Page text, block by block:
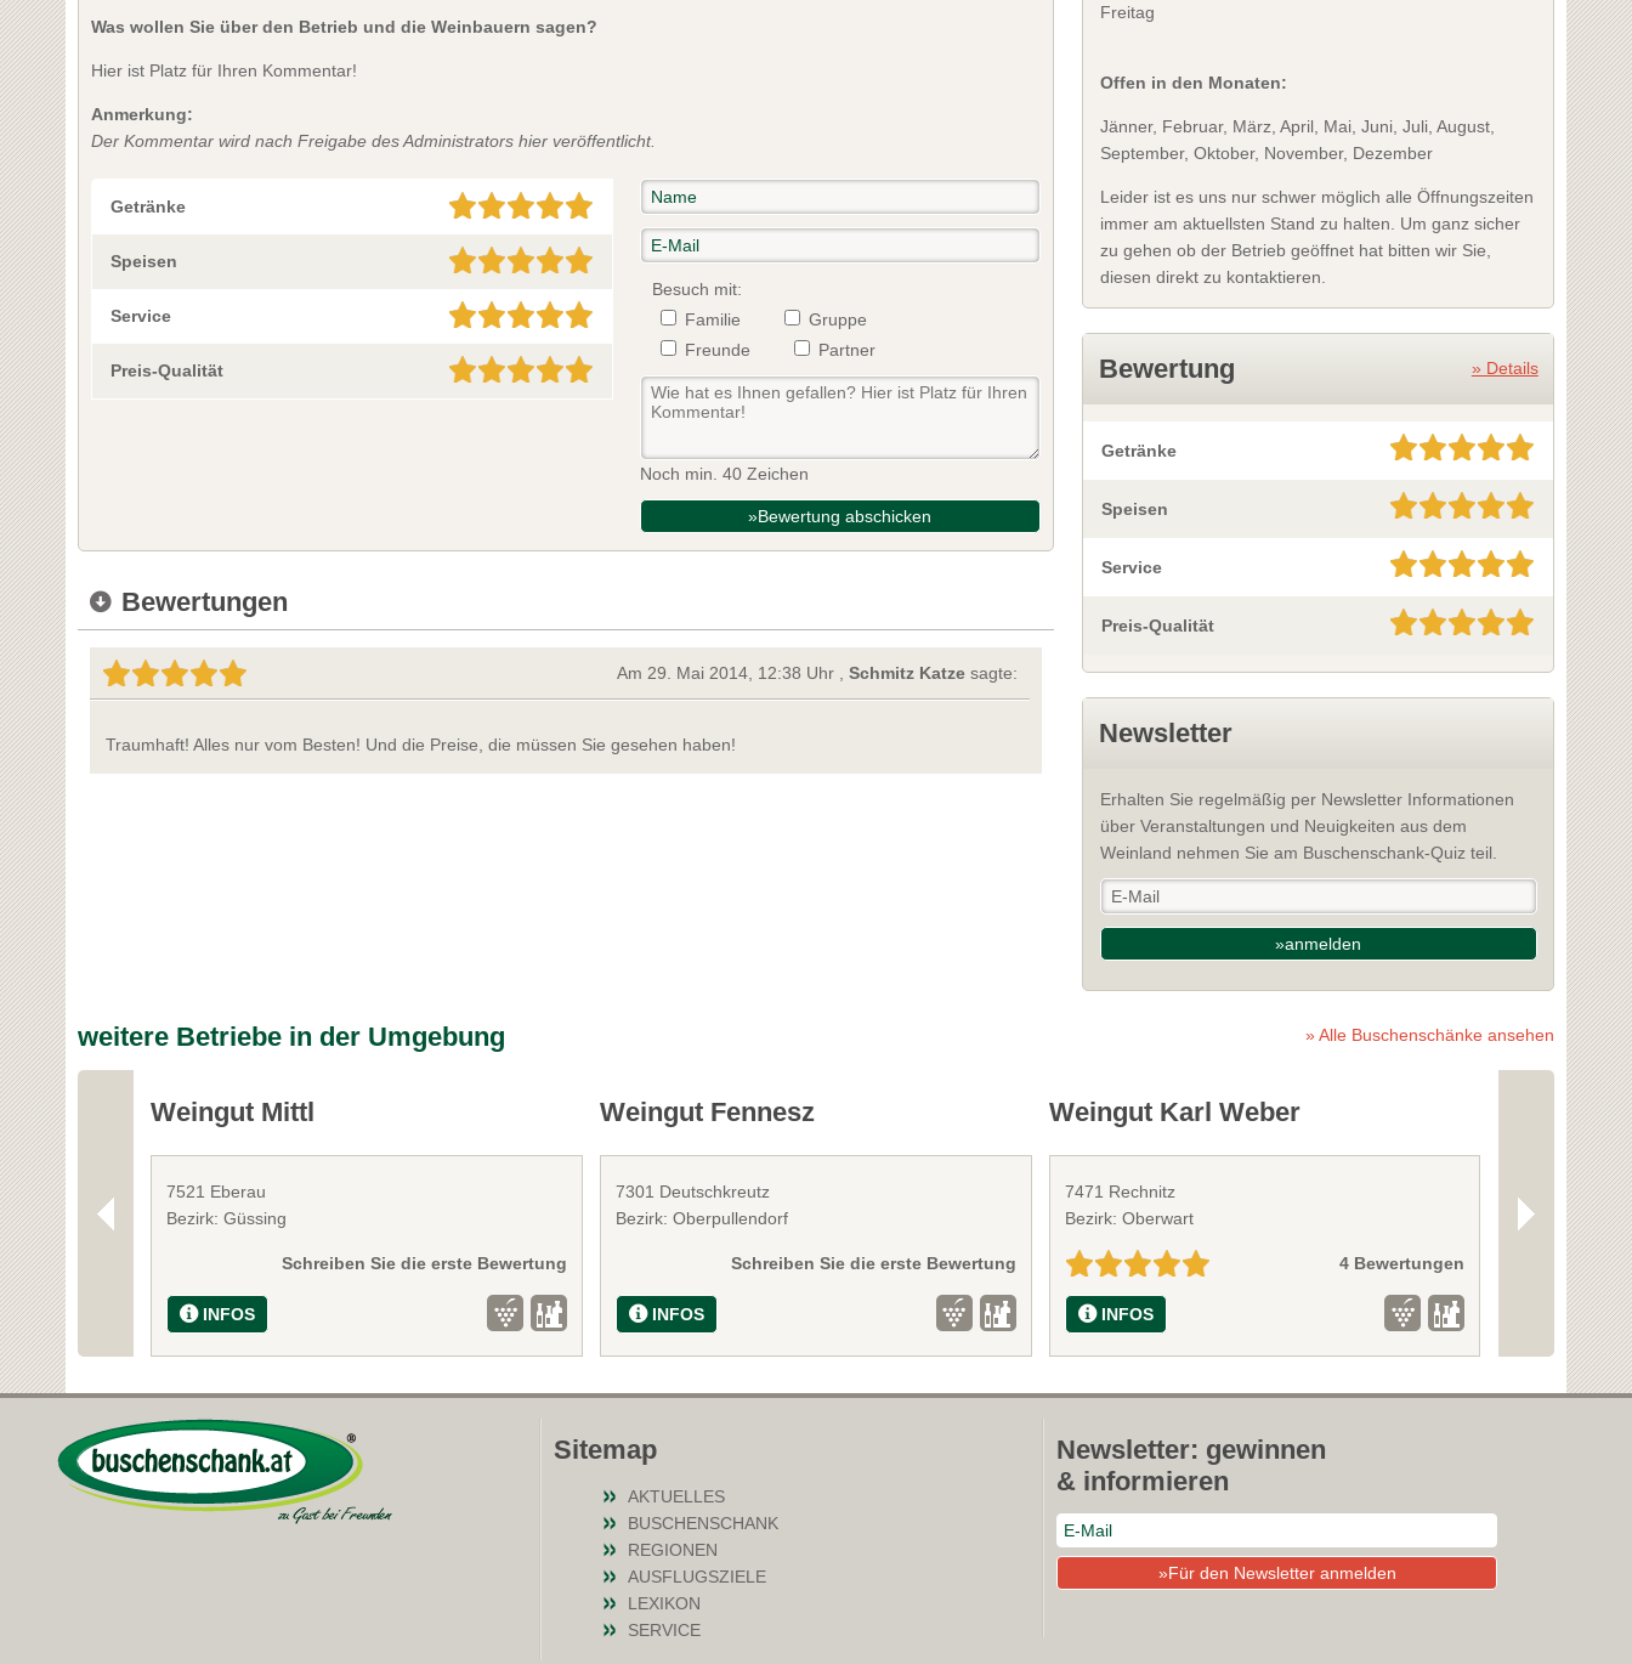
Was wollen Sie über den Betrieb und die Weinbauern sagen?
Hier ist Platz für Ihren Kommentar!
Anmerkung:
Der Kommentar wird nach Freigabe des Administrators hier veröffentlicht.
Getränke
Speisen
Service
Preis-Qualität
Besuch mit:
Familie
Gruppe
Freunde
Partner
Noch min. 40 Zeichen
»Bewertung abschicken
Bewertungen
Am 29. Mai 2014, 12:38 Uhr , Schmitz Katzesagte:
Traumhaft! Alles nur vom Besten! Und die Preise, die müssen Sie gesehen haben!
Freitag
Offen in den Monaten:
Jänner, Februar, März, April, Mai, Juni, Juli, August,
September, Oktober, November, Dezember
Leider ist es uns nur schwer möglich alle Öffnungszeiten
immer am aktuellsten Stand zu halten. Um ganz sicher
zu gehen ob der Betrieb geöffnet hat bitten wir Sie,
diesen direkt zu kontaktieren.
» Details
Bewertung
Getränke
Speisen
Service
Preis-Qualität
Newsletter
Erhalten Sie regelmäßig per Newsletter Informationen
über Veranstaltungen und Neuigkeiten aus dem
Weinland nehmen Sie am Buschenschank-Quiz teil.
»anmelden
weitere Betriebe in der Umgebung » Alle Buschenschänke ansehen
Weingut Mittl
7521 Eberau
Bezirk: Güssing
Schreiben Sie die erste Bewertung
INFOS
Weingut Fennesz
7301 Deutschkreutz
Bezirk: Oberpullendorf
Schreiben Sie die erste Bewertung
INFOS
Weingut Karl Weber
7471 Rechnitz
Bezirk: Oberwart
4 Bewertungen
INFOS
Weingut
7304
Bezirk:
INFOS
Sitemap
AKTUELLES
BUSCHENSCHANK
REGIONEN
AUSFLUGSZIELE
LEXIKON
SERVICE
Newsletter: gewinnen
& informieren
»Für den Newsletter anmelden